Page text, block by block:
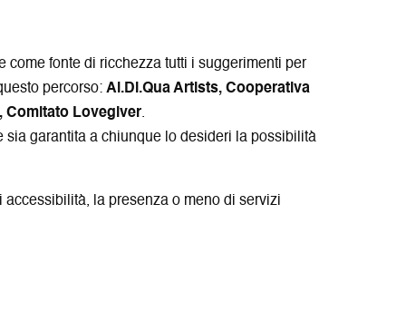
s
t
fonte di ricchezza tutti i suggerimenti per
percorso:Al.Di.Qua Artists, Cooperativa
Comitato Lovegiver.
sia garantita a chiunque lo desideri la possibilità
la presenza o meno di servizi